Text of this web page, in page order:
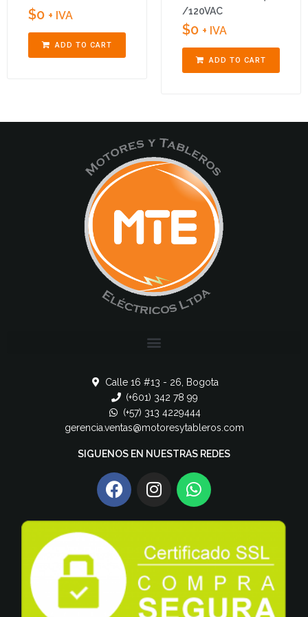
$0 + IVA
ADD TO CART
/120VAC
$0 + IVA
ADD TO CART
Calle 16 #13 - 26, Bogota
(+601) 342 78 99
(+57) 313 4229444
gerencia.ventas@motoresytableros.com
SIGUENOS EN NUESTRAS REDES